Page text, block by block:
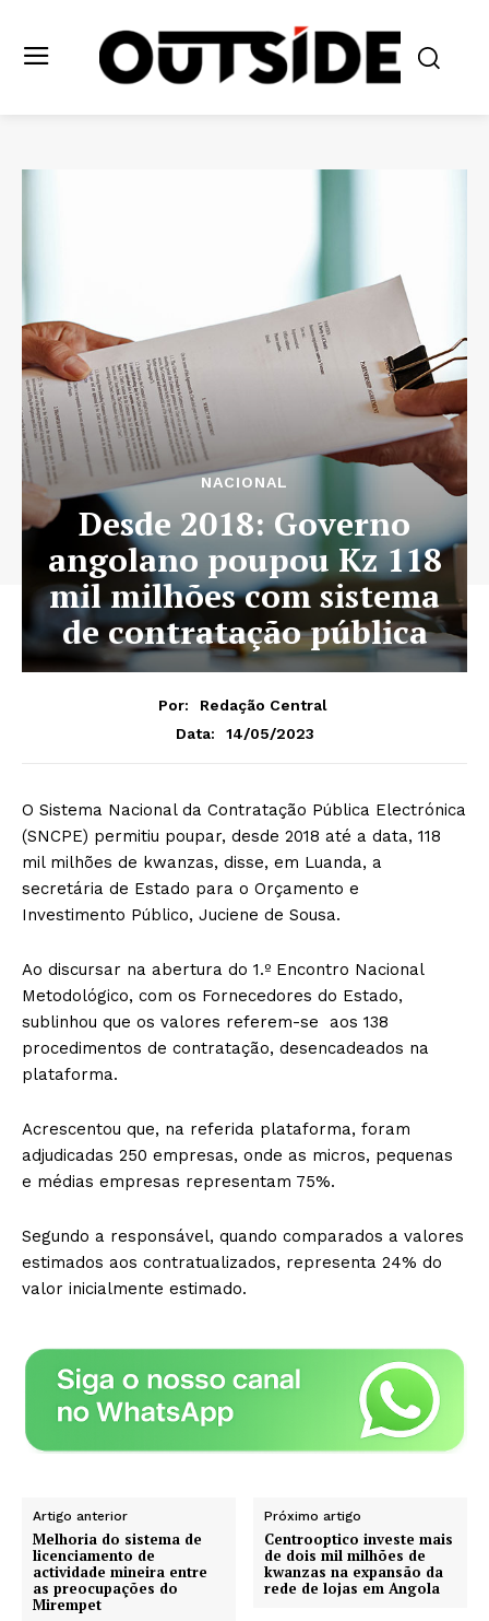
NACIONAL
Desde 2018: Governo
angolano poupou Kz 118
mil milhões com sistema
de contratação pública
Por:
Redação Central
Data:
14/05/2023
O Sistema Nacional da Contratação Pública Electrónica
(SNCPE) permitiu poupar, desde 2018 até a data, 118
mil milhões de kwanzas, disse, em Luanda, a
secretária de Estado para o Orçamento e
Investimento Público, Juciene de Sousa.
Ao discursar na abertura do 1.º Encontro Nacional
Metodológico, com os Fornecedores do Estado,
sublinhou que os valores referem-se aos 138
procedimentos de contratação, desencadeados na
plataforma.
Acrescentou que, na referida plataforma, foram
adjudicadas 250 empresas, onde as micros, pequenas
e médias empresas representam 75%.
Segundo a responsável, quando comparados a valores
estimados aos contratualizados, representa 24% do
valor inicialmente estimado.
Artigo anterior
Melhoria do sistema de
licenciamento de
actividade mineira entre
as preocupações do
Mirempet
Próximo artigo
Centrooptico investe mais
de dois mil milhões de
kwanzas na expansão da
rede de lojas em Angola